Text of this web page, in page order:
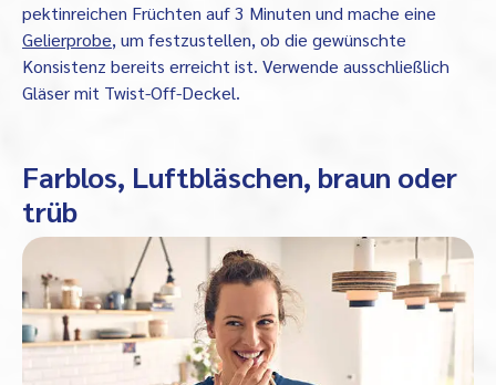
pektinreichen Früchten auf 3 Minuten und mache eine
Gelierprobe, um festzustellen, ob die gewünschte
Konsistenz bereits erreicht ist. Verwende ausschließlich
Gläser mit Twist-Off-Deckel.
Farblos, Luftbläschen, braun oder
trüb